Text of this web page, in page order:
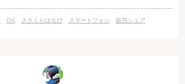
販売シェアの数字はカンターが公開している
OS ささくらはなび スマートフォン 販売シェア